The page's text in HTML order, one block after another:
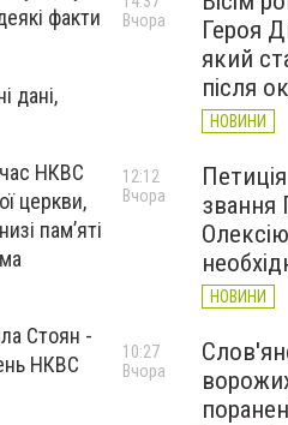
факти
дані,
час НКВС
церкви,
пам’яті
Стоян -
НКВС
Героя
який
після
НОВИНИ
Вчора
звання
НОВИНИ
12:12
Вчора
10:27
Вчора